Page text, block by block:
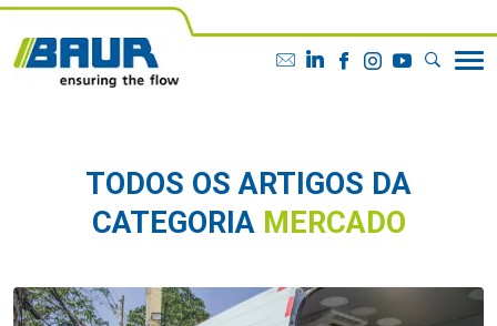
TODOS OS ARTIGOS DA
CATEGORIA MERCADO